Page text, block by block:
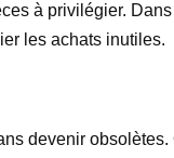
à privilégier.
les achats inutiles.
devenir